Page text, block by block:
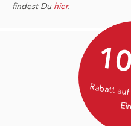
findest Du hier.
Rabatt